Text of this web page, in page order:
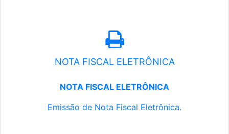
NOTA FISCAL ELETRÔNICA
NOTA FISCAL ELETRÔNICA
Emissão de Nota Fiscal Eletrônica.